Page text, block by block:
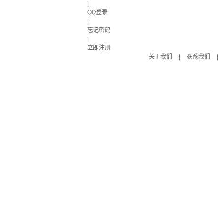
QQ登录
忘记密码
立即注册
关于我们
联系我们